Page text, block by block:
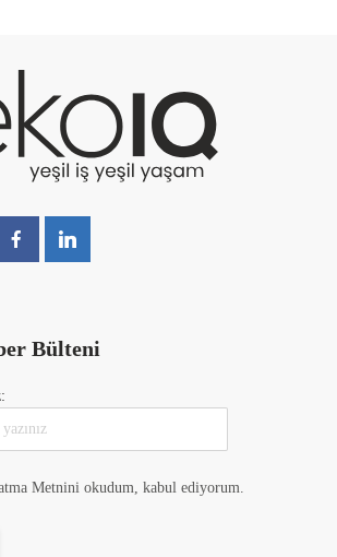
Bülteni
Metnini okudum, kabul ediyorum.